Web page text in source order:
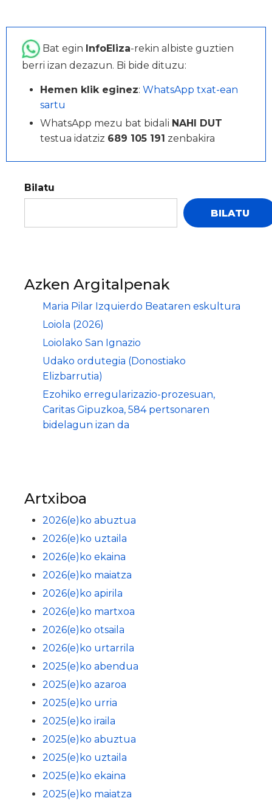
Bat egin InfoEliza-rekin albiste guztien
berri izan dezazun. Bi bide dituzu:
Hemen klik eginez: WhatsApp txat-ean
sartu
WhatsApp mezu bat bidali NAHI DUT
testua idatziz 689 105 191 zenbakira
Bilatu
BILATU
Azken Argitalpenak
Maria Pilar Izquierdo Beataren eskultura
Loiola (2026)
Loiolako San Ignazio
Udako ordutegia (Donostiako
Elizbarrutia)
Ezohiko erregularizazio-prozesuan,
Caritas Gipuzkoa, 584 pertsonaren
bidelagun izan da
Artxiboa
2026(e)ko abuztua
2026(e)ko uztaila
2026(e)ko ekaina
2026(e)ko maiatza
2026(e)ko apirila
2026(e)ko martxoa
2026(e)ko otsaila
2026(e)ko urtarrila
2025(e)ko abendua
2025(e)ko azaroa
2025(e)ko urria
2025(e)ko iraila
2025(e)ko abuztua
2025(e)ko uztaila
2025(e)ko ekaina
2025(e)ko maiatza